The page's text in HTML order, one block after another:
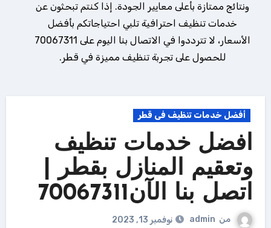
ونتائج ممتازة بأعلى معايير الجودة. إذا كنتم تبحثون عن
خدمات تنظيف احترافية تلبي احتياجاتكم بأفضل
الأسعار، لا تترددوا في الاتصال بنا اليوم على 70067311
للحصول على تجربة تنظيف مميزة في قطر.
أفضل خدمات تنظيف فى قطر
افضل خدمات تنظيف
وتعقيم المنازل بقطر |
اتصل بنا الآن70067311
من admin
نوفمبر 13, 2023